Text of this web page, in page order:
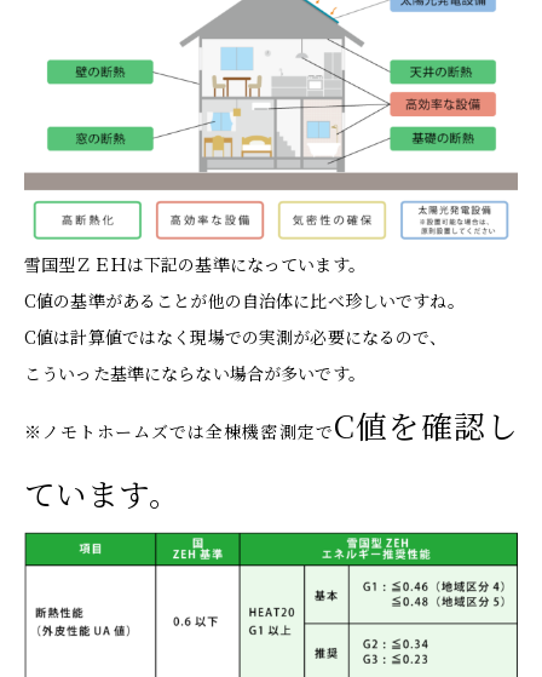
雪国型ＺＥＨは下記の基準になっています。
C値の基準があることが他の自治体に比べ珍しいですね。
C値は計算値ではなく現場での実測が必要になるので、
こういった基準にならない場合が多いです。
※ノモトホームズでは全棟機密測定でC値を確認し
ています。